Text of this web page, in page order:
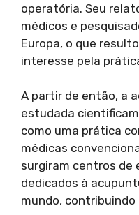
operatória. Seu
médicos e
Europa, o que
interesse pela
A partir de então, a
estudada
como uma prática
médicas
surgiram centros de
dedicados à
mundo, contribuindo